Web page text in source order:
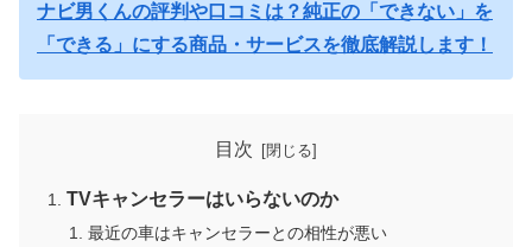
ナビ男くんの評判や口コミは？純正の「できない」を
「できる」にする商品・サービスを徹底解説します！
目次
TVキャンセラーはいらないのか
最近の車はキャンセラーとの相性が悪い